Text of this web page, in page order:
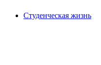
Студенческая жизнь